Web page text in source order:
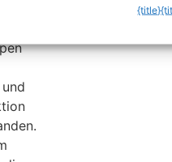
{title}